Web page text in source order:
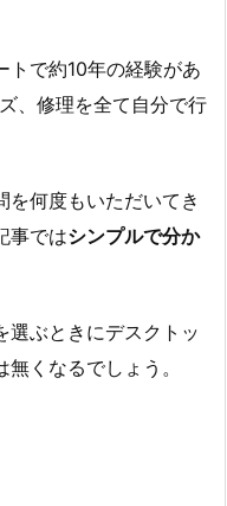
トで約10年の経験があ
、修理を全て自分で行
を何度もいただいてき
事ではシンプルで分か
選ぶときにデスクトッ
くなるでしょう。